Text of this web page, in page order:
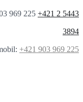
969 225 +421 2 5443
3894
+421 903 969 225